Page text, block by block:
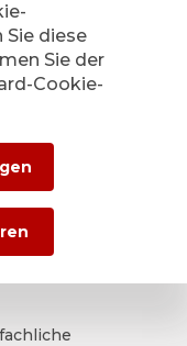
Sie diese
Sie der
Cookie-